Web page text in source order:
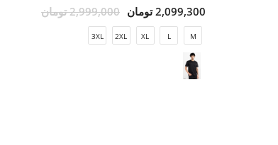
2,099,300 تومان 2,999,000 تومان
M
L
XL
2XL
3XL